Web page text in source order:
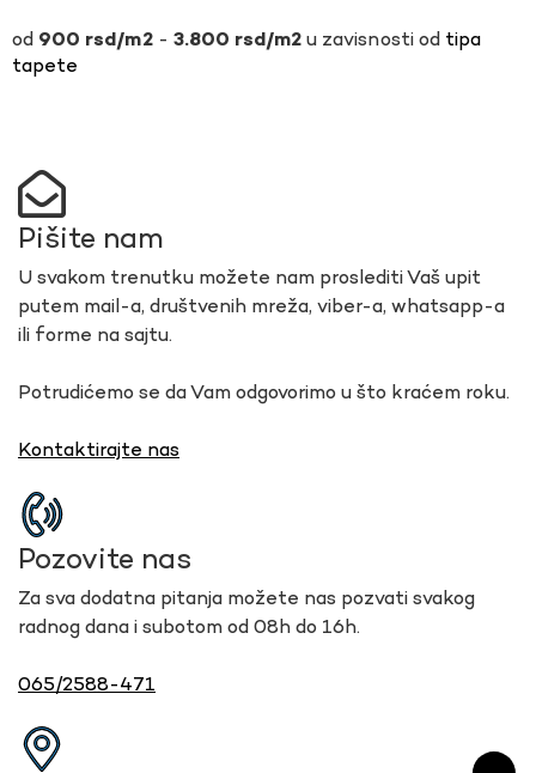
900 rsd - 3.800 rsd u zavisnosti od tipa
tapete
Pišite nam
U svakom trenutku možete nam proslediti Vaš upit
putem mail-a, društvenih mreža, viber-a, whatsapp-a
ili forme na sajtu.
Potrudićemo se da Vam odgovorimo u što kraćem roku.
Kontaktirajte nas
Pozovite nas
Za sva dodatna pitanja možete nas pozvati svakog
radnog dana i subotom od 08h do 16h.
065/2588-471